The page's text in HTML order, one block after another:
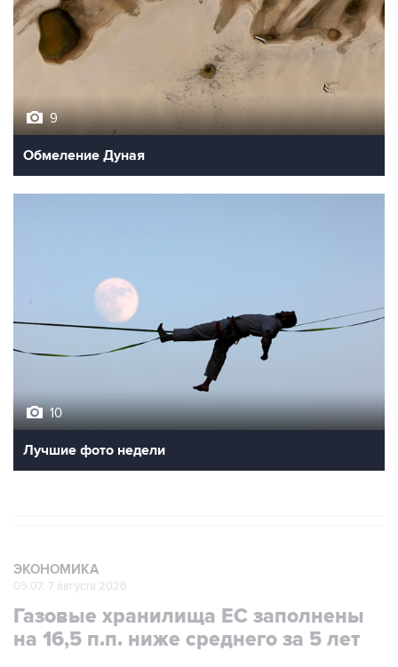
9
Обмеление Дуная
10
Лучшие фото недели
ЭКОНОМИКА
09:07, 7 августа 2026
Газовые хранилища ЕС заполнены
на 16,5 п.п. ниже среднего за 5 лет